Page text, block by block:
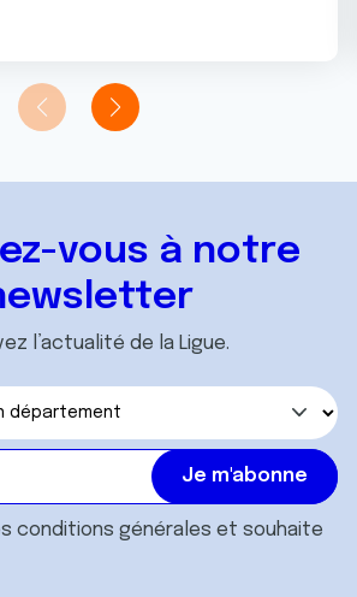
vous à notre
l’actualité de la Ligue.
conditions générales et souhaite